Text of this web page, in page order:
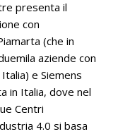
presenta il
con
(che in
aziende con
e Siemens
in Italia, dove nel
Centri
4.0 si basa